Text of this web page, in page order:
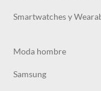
Smartwatches y
Moda hombre
Samsung